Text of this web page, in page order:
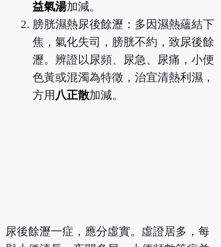
益氣湯加減。
膀胱濕熱尿後餘瀝：多因濕熱蘊結下
焦，氣化失司，膀胱不約，致尿後餘
瀝。辨證以尿頻、尿急、尿痛，小便
色黃或混濁為特徵，治宜清熱利濕，
方用 八正散加減。
尿後餘瀝一症，應分虛實。虛證居多，每